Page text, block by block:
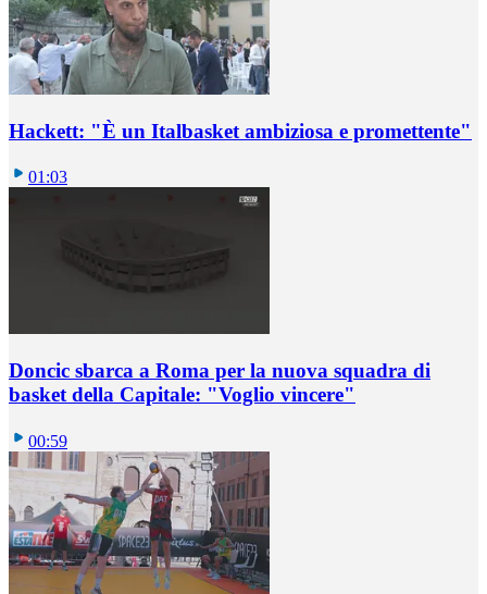
Hackett: "È un Italbasket ambiziosa e promettente"
01:03
Doncic sbarca a Roma per la nuova squadra di
basket della Capitale: "Voglio vincere"
00:59